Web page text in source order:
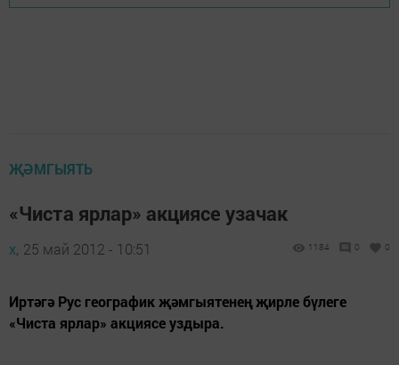
ҖӘМГЫЯТЬ
«Чиста ярлар» акциясе узачак
х, 25 май 2012 - 10:51 1184 0 0
Иртәгә Рус географик җәмгыятенең җирле бүлеге
«Чиста ярлар» акциясе уздыра.